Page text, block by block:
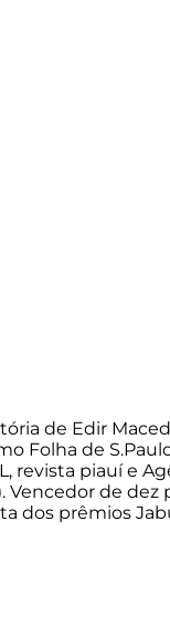
de Edir
Folha de
revista piauí e
Vencedor de dez
dos prêmios